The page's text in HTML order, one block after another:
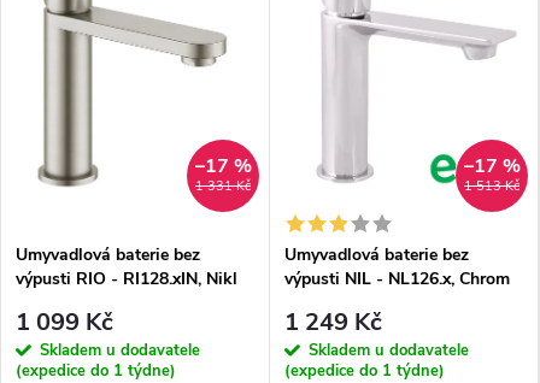
1 331 Kč
–17 %
Umyvadlová baterie bez
výpusti RIO - RI128.xIN, Nikl
1 099 Kč
Skladem u dodavatele
(expedice do 1 týdne)
1 513 Kč
–17 %
Umyvadlová baterie bez
výpusti NIL - NL126.x, Chrom
1 249 Kč
Skladem u dodavatele
(expedice do 1 týdne)